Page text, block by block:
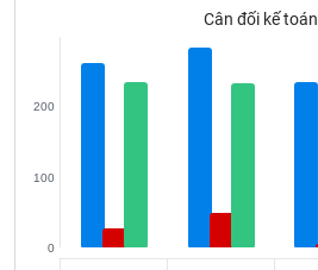
Cân đối kế toán
0
100
200
ngữ